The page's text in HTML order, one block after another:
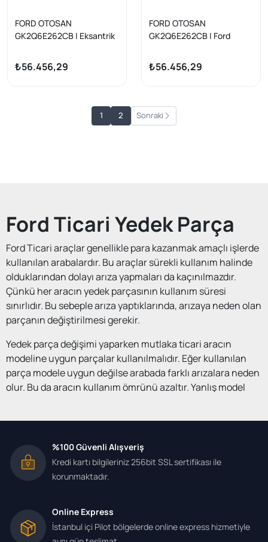
FORD OTOSAN
GK2Q6E262CB | Eksantrik
Kasa Transit 2.0 EcoBlue
V362-V363 18>
₺56.456,29
FORD OTOSAN
GK2Q6E262CB | Ford
Model Sonrası Eksantrik
Mili Yeni Kasa Transit 2.0
₺56.456,29
1 2 Sonraki
Ford Ticari Yedek Parça
Ford Ticari araçlar genellikle para kazanmak amaçlı işlerde
kullanılan arabalardır. Bu araçlar sürekli kullanım halinde
olduklarından dolayı arıza yapmaları da kaçınılmazdır.
Çünkü her aracın yedek parçasının kullanım süresi
sınırlıdır. Bu sebeple arıza yaptıklarında, arızaya neden olan
parçanın değiştirilmesi gerekir.
Yedek parça değişimi yaparken mutlaka ticari aracın
modeline uygun parçalar kullanılmalıdır. Eğer kullanılan
parça modele uygun değilse arabada farklı arızalara neden
olur. Bu da aracın kullanım ömrünü azaltır. Yanlış model
gibi Ford ticari araçlarda da gerekli yedek parçaları
bulunduruyoruz. Transit, Connect, Ranger model
araçlarınıza ait yedek parçaların tamamını temin ediyoruz.
sayesinde istediğiniz parçayı, belirttiğiniz adrese teslim
ediyoruz.
%100 Güvenli Alışveriş
Kredi kartı bilgileriniz 256bit SSL sertifikası ile
korunmaktadır.
Online Express
İstanbul içi Pilot bölgelerde online express hizmetiyle